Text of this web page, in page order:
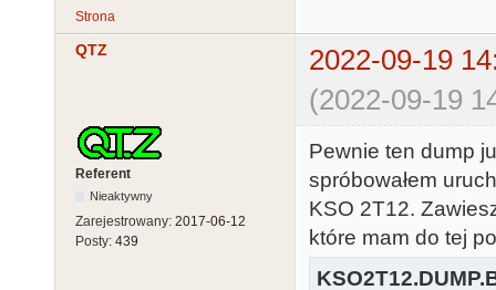
Strona
QTZ
2022-09-19
(2022-09-19
Referent
Nieaktywny
Zarejestrowany: 2017-06-12
Posty: 439
Pewnie ten dump
spróbowałem
KSO 2T12.
które mam do tej